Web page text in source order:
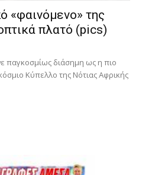
«φαινόμενο» της
πλατό (pics)
παγκοσμίως διάσημη ως η πιο
Κύπελλο της Νότιας Αφρικής